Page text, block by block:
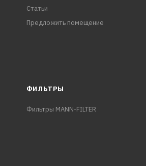
Статьи
Предложить помещение
ФИЛЬТРЫ
Фильтры MANN-FILTER